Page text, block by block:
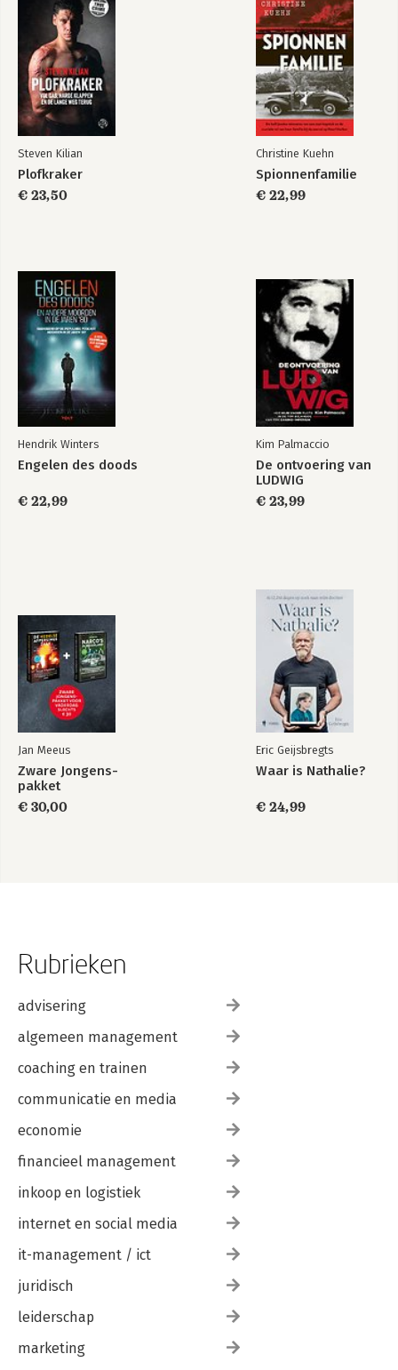
Ontvoering!
Waarom misdaad
niet loont
Bekijk alle boeken
Steven Kilian
Plofkraker
€ 23,50
Christine Kuehn
Spionnenfamilie
€ 22,99
Hendrik Winters
Engelen des doods
€ 22,99
Kim Palmaccio
De ontvoering van
LUDWIG
€ 23,99
Jan Meeus
Zware Jongens-
pakket
€ 30,00
Eric Geijsbregts
Waar is Nathalie?
€ 24,99
Rubrieken
advisering
algemeen management
coaching en trainen
communicatie en media
economie
financieel management
inkoop en logistiek
internet en social media
it-management / ict
juridisch
leiderschap
marketing